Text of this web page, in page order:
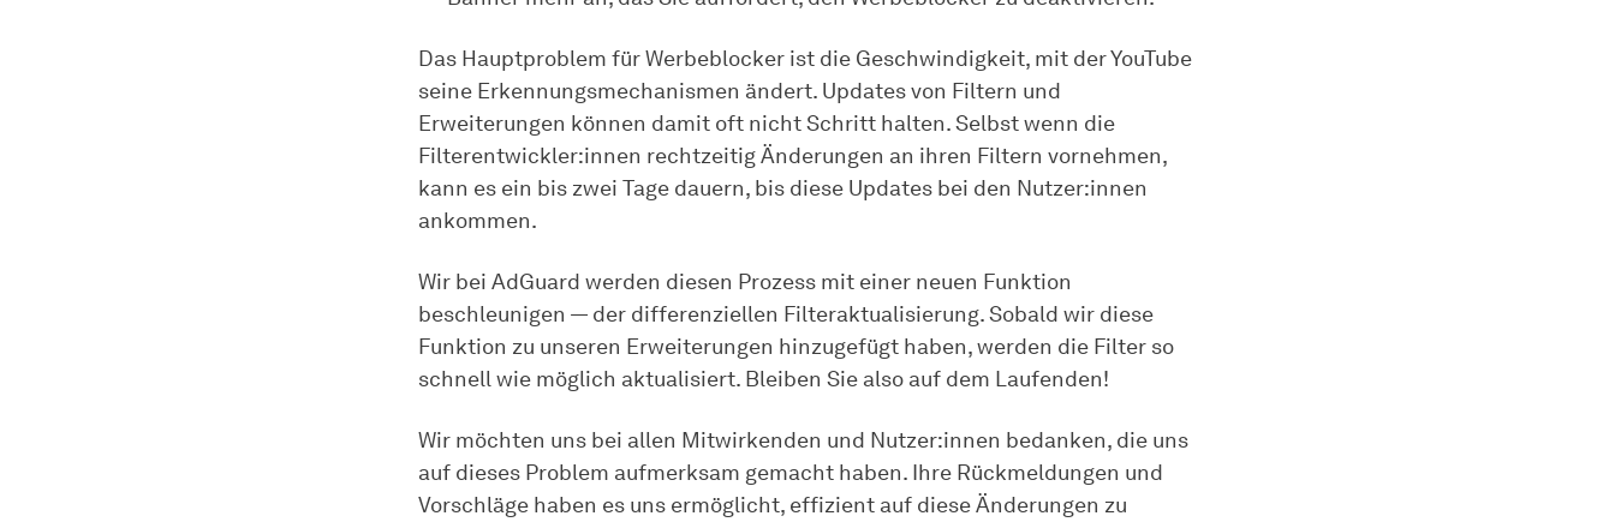
Das Hauptproblem für Werbeblocker ist die Geschwindigkeit, mit der YouTube
seine Erkennungsmechanismen ändert. Updates von Filtern und
Erweiterungen können damit oft nicht Schritt halten. Selbst wenn die
Filterentwickler:innen rechtzeitig Änderungen an ihren Filtern vornehmen,
kann es ein bis zwei Tage dauern, bis diese Updates bei den Nutzer:innen
ankommen.
Wir bei AdGuard werden diesen Prozess mit einer neuen Funktion
beschleunigen — der differenziellen Filteraktualisierung. Sobald wir diese
Funktion zu unseren Erweiterungen hinzugefügt haben, werden die Filter so
schnell wie möglich aktualisiert. Bleiben Sie also auf dem Laufenden!
Wir möchten uns bei allen Mitwirkenden und Nutzer:innen bedanken, die uns
auf dieses Problem aufmerksam gemacht haben. Ihre Rückmeldungen und
Vorschläge haben es uns ermöglicht, effizient auf diese Änderungen zu